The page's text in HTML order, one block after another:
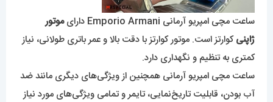
ساعت مچی امپریو آرمانی Emporio Armani دارای
موتور
ژاپنیکوارتز است. موتور کوارتز با دقت بالا و عمر باتری طولانی، نیاز
کمتری به تنظیم و نگهداری دارد.
ساعت مچی امپریو آرمانی همچنین از ویژگی‌های دیگری مانند ضد
آب بودن، قابلیت تاریخ‌نمایی، تایمر و تمامی ویژگی‌های مورد نیاز